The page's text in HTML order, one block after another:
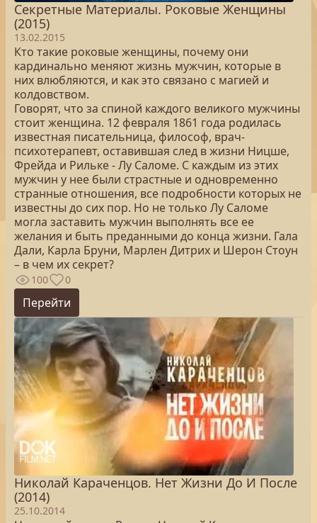
Секретные Материалы. Роковые Женщины
(2015)
13.02.2015
Кто такие роковые женщины, почему они
кардинально меняют жизнь мужчин, которые в
них влюбляются, и как это связано с магией и
колдовством.
Говорят, что за спиной каждого великого мужчины
стоит женщина. 12 февраля 1861 года родилась
известная писательница, философ, врач-
психотерапевт, оставившая след в жизни Ницше,
Фрейда и Рильке - Лу Саломе. С каждым из этих
мужчин у нее были страстные и одновременно
странные отношения, все подробности которых не
известны до сих пор. Но не только Лу Саломе
могла заставить мужчин выполнять все ее
желания и быть преданными до конца жизни. Гала
Дали, Карла Бруни, Марлен Дитрих и Шерон Стоун
– в чем их секрет?
100 0
Перейти
Николай Караченцов. Нет Жизни До И После
(2014)
25.10.2014